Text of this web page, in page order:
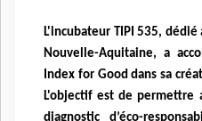
L'incubateur TIPI 535,
Nouvelle-Aquitaine, a
Index for Good dans sa
L'objectif est de permettre
diagnostic d’éco-